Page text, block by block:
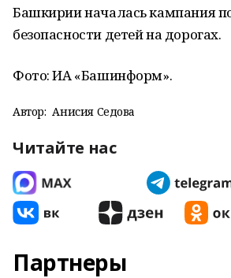
Башкирии началась кампания
безопасности детей на дорогах.
Фото: ИА «Башинформ».
Автор: Анисия Седова
Читайте нас
Партнеры